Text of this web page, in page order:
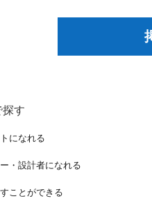
す
になれる
・設計者になれる
ことができる